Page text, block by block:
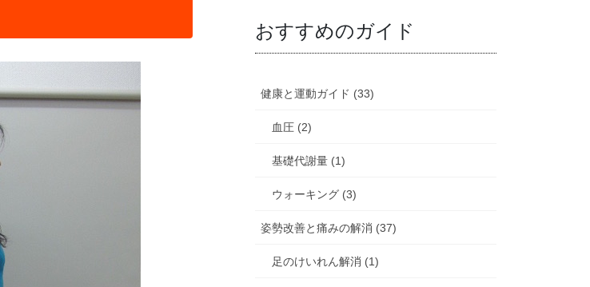
おすすめのガイド
健康と運動ガイド (33)
血圧 (2)
基礎代謝量 (1)
ウォーキング (3)
姿勢改善と痛みの解消 (37)
足のけいれん解消 (1)